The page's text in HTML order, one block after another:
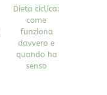
Dieta ciclica:
come
funziona
davvero e
quando ha
senso